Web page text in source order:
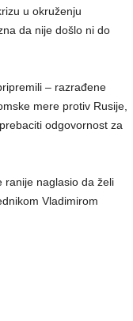
u okruženju
da nije došlo ni do
– razrađene
mere protiv Rusije,
odgovornost za
ranije naglasio da želi
Vladimirom